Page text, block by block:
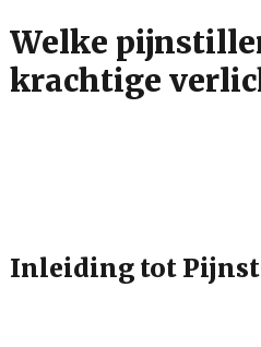
Welke
krachtige
Inleiding tot